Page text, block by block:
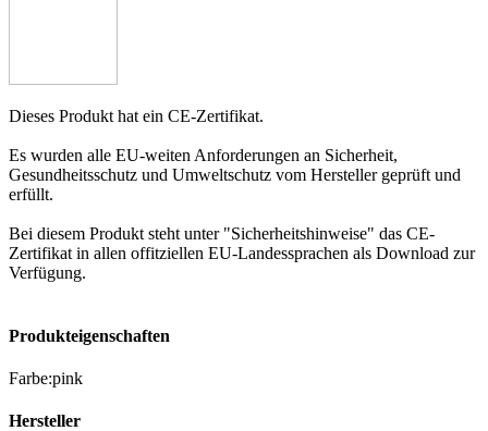
Dieses Produkt hat ein CE-Zertifikat.
Es wurden alle EU-weiten Anforderungen an Sicherheit,
Gesundheitsschutz und Umweltschutz vom Hersteller geprüft und
erfüllt.
Bei diesem Produkt steht unter "Sicherheitshinweise" das CE-
Zertifikat in allen offitziellen EU-Landessprachen als Download zur
Verfügung.
Produkteigenschaften
Farbe:pink
Hersteller